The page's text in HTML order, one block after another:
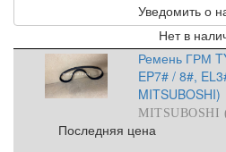
Уведомить о
Нет в
Ремень ГРМ
EP7# / 8#,
MITSUBOSHI)
MITSUBOSHI
Последняя цена